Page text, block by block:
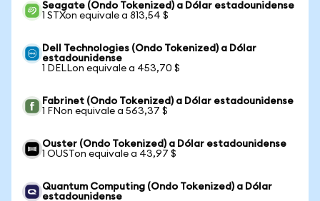
Seagate (Ondo Tokenized) a Dólar estadounidense
1 STXon equivale a 813,54 $
Dell Technologies (Ondo Tokenized) a Dólar
estadounidense
1 DELLon equivale a 453,70 $
Fabrinet (Ondo Tokenized) a Dólar estadounidense
1 FNon equivale a 563,37 $
Ouster (Ondo Tokenized) a Dólar estadounidense
1 OUSTon equivale a 43,97 $
Quantum Computing (Ondo Tokenized) a Dólar
estadounidense